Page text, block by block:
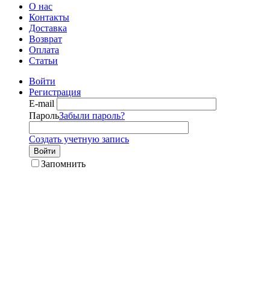
О нас
Контакты
Доставка
Возврат
Оплата
Статьи
Войти
Регистрация
E-mail
ПарольЗабыли пароль?
Создать учетную запись
Войти
Запомнить